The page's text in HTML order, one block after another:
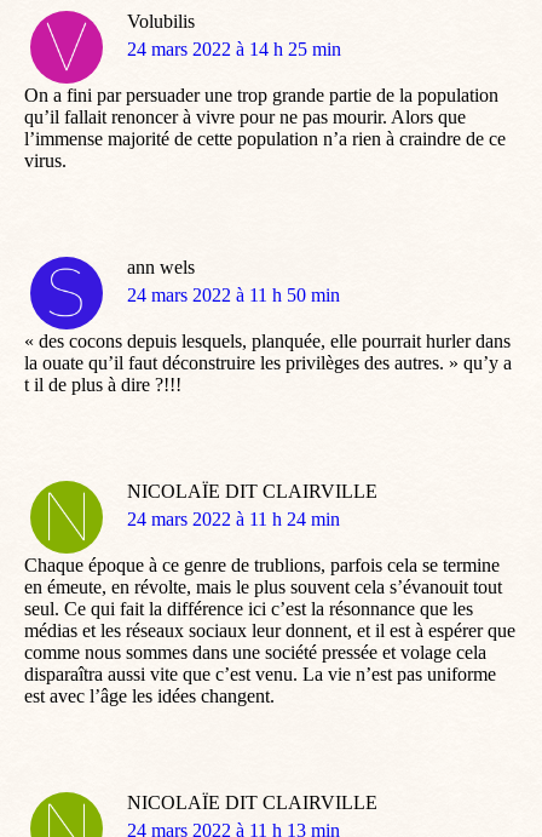
Volubilis
dit
24 mars 2022 à 14 h 25 min
On a fini par persuader une trop grande partie de la population
qu’il fallait renoncer à vivre pour ne pas mourir. Alors que
l’immense majorité de cette population n’a rien à craindre de ce
virus.
ann wels
dit
24 mars 2022 à 11 h 50 min
« des cocons depuis lesquels, planquée, elle pourrait hurler dans
la ouate qu’il faut déconstruire les privilèges des autres. » qu’y a
t il de plus à dire ?!!!
NICOLAÏE DIT CLAIRVILLE
dit
24 mars 2022 à 11 h 24 min
Chaque époque à ce genre de trublions, parfois cela se termine
en émeute, en révolte, mais le plus souvent cela s’évanouit tout
seul. Ce qui fait la différence ici c’est la résonnance que les
médias et les réseaux sociaux leur donnent, et il est à espérer que
comme nous sommes dans une société pressée et volage cela
disparaîtra aussi vite que c’est venu. La vie n’est pas uniforme
est avec l’âge les idées changent.
NICOLAÏE DIT CLAIRVILLE
dit
24 mars 2022 à 11 h 13 min